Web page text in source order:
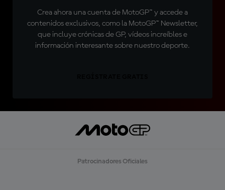
Crea ahora una cuenta de MotoGP™ y accede a
contenidos exclusivos, como la MotoGP™ Newsletter,
que incluye crónicas de GP, vídeos increíbles e
información interesante sobre nuestro deporte.
Patrocinadores Oficiales